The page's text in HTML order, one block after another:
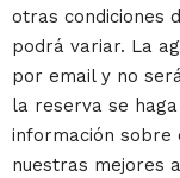
otras condiciones
podrá variar. La
por email y no
la reserva se
información sobre
nuestras mejores